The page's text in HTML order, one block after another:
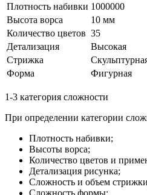
Плотность набивки 1000000
Высота ворса
10 мм
Количество цветов 35
Детализация
Высокая
Стрижка
Форма
Фигурная
1-3 категория сложности
При определении категории
Плотность набивки;
Высоты ворса;
Количество цветов и
Детализация рисунка;
Сложность и объем
Сложность формы;